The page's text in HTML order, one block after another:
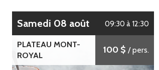
samedi 08 août 09:30 à 12:30
PLATEAU MONT-
ROYAL
100 $ / pers.